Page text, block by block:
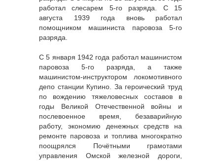
работал слесарем 5-го разряда. С 15
августа 1939 года вновь работал
помощником машиниста паровоза 5-го
разряда.
С 5 января 1942 года работал машинистом
паровоза 5-го разряда, а также
машинистом-инструктором локомотивного
депо станции Купино. За героический труд
по вождению тяжеловесных составов в
годы Великой Отечественной войны и
послевоенное время, безаварийную
работу, экономию денежных средств на
ремонте паровоза и топлива многократно
поощрялся Почётными грамотами
управления Омской железной дороги,